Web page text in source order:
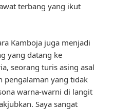
terbang yang ikut
Kamboja juga menjadi
yang datang ke
seorang turis asing asal
pengalaman yang tidak
warna-warni di langit
Saya sangat